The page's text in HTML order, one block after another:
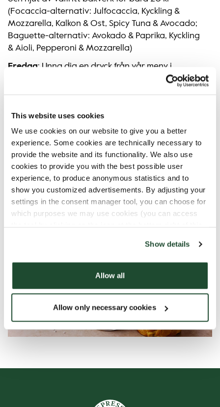
This website uses cookies
We use cookies on our website to give you a better
experience. Some cookies are technically necessary to
provide the website and its functionality. We also use
cookies to provide you with the best possible user
experience, to produce anonymous statistics and to
show you customized advertisements. By adjusting your
settings in the consent manager tool, you can choose for
which purposes we may use cookies (you can access
Show details
Allow all
Allow only necessary cookies
(Focaccia-alternativ: Julfocaccia, Kyckling &
Mozzarella, Kalkon & Ost, Spicy Tuna & Avocado;
Baguette-alternativ: Avokado & Paprika, Kyckling
& Aioli, Pepperoni & Mozzarella)
Fredag: Unna dig en dryck från vår meny i
standardstorlek och njut av valfritt bakverk för
köper två eller fler merch-artiklar (Välj mellan
CupTogether muggar, Mallows, Christmas Brew/
Signature Brew/ Espresso Brew, Chai, Teer och
termosar). Presentkort ej inkluderade
Söndag: Dags för en Saffransbulle! Få 20%
rabatt när du köper en Saffransbulle med en
standarddryck från menyn